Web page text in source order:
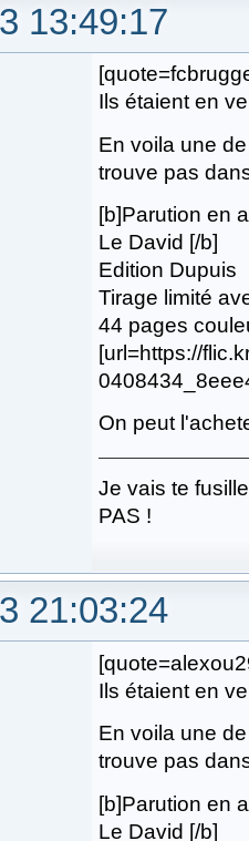
13:49:17
Ils étaient en
En voila une
trouve pas
[b]Parution en
Le David [/b]
Edition Dupuis
Tirage limité
44 pages
[url=https://
On peut
Je vais te
PAS !
21:03:24
Ils étaient en
En voila une
trouve pas
[b]Parution en
Le David [/b]